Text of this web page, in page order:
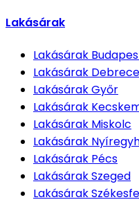
Lakásárak
Lakásárak
Lakásárak
LakásárakGyőr
Lakásárak
Lakásárak Miskolc
Lakásárak
Lakásárak Pécs
LakásárakSzeged
Lakásárak